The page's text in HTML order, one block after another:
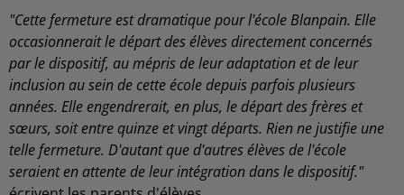
"Cette fermeture est dramatique pour l'école Blanpain. Elle
occasionnerait le départ des élèves directement concernés
par le dispositif, au mépris de leur adaptation et de leur
inclusion au sein de cette école depuis parfois plusieurs
années. Elle engendrerait, en plus, le départ des frères et
sœurs, soit entre quinze et vingt départs. Rien ne justifie une
telle fermeture. D'autant que d'autres élèves de l'école
seraient en attente de leur intégration dans le dispositif."